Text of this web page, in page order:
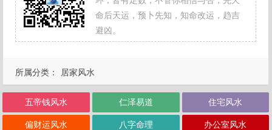
命后天运，预卜先知，知命改运，趋吉
避凶。
所属分类： 居家风水
五帝钱风水 仁泽易道 住宅风水
偏财运风水 八字命理 办公室风水